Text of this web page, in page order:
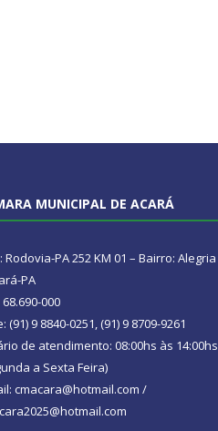
MUNICIPAL DE ACARÁ
Rodovia-PA 252 KM 01 – Bairro: Alegria
PA
68.690-000
(91) 9 8840-0251, (91) 9 8709-9261
de atendimento: 08:00hs às 14:00hs
a Sexta Feira)
cmacara@hotmail.com /